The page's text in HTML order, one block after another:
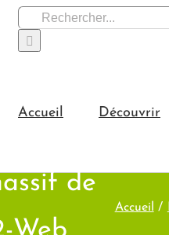
Rechercher:
Accueil Découvrir
de
Accueil